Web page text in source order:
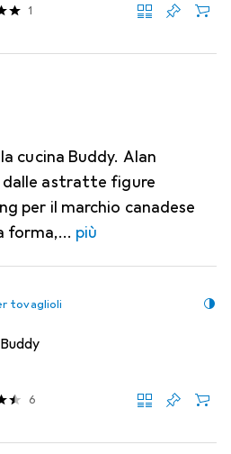
1
cucina Buddy. Alan
dalle astratte figure
per il marchio canadese
forma,
più
tovaglioli
Buddy
6